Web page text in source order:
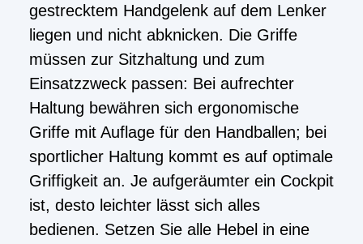
gestrecktem Handgelenk auf dem Lenker
liegen und nicht abknicken. Die Griffe
müssen zur Sitzhaltung und zum
Einsatzzweck passen: Bei aufrechter
Haltung bewähren sich ergonomische
Griffe mit Auflage für den Handballen; bei
sportlicher Haltung kommt es auf optimale
Griffigkeit an. Je aufgeräumter ein Cockpit
ist, desto leichter lässt sich alles
bedienen. Setzen Sie alle Hebel in eine